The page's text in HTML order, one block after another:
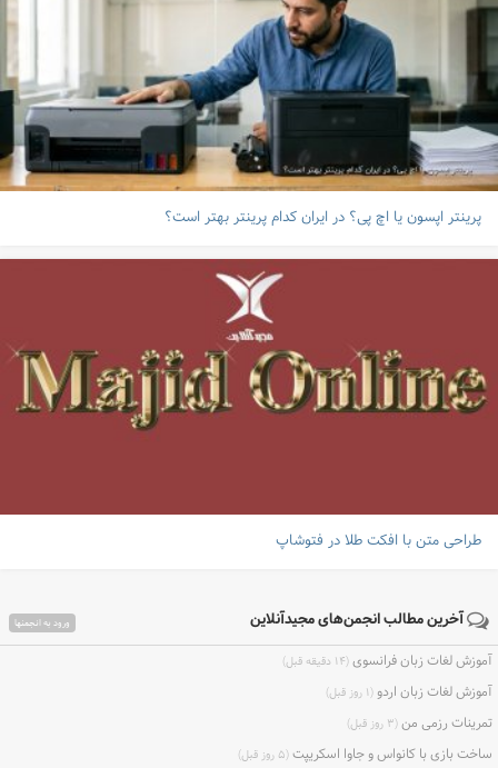
پرینتر اپسون یا اچ پی؟ در ایران کدام پرینتر بهتر است؟
طراحی متن با افکت طلا در فتوشاپ
آخرین مطالب انجمن‌های مجیدآنلاین ورود به انجمنها
آموزش لغات زبان فرانسوی(۱۴ دقیقه قبل)
آموزش لغات زبان اردو(۱ روز قبل)
تمرینات رزمی من(۳ روز قبل)
ساخت بازی با کانواس و جاوا اسکریپت(۵ روز قبل)